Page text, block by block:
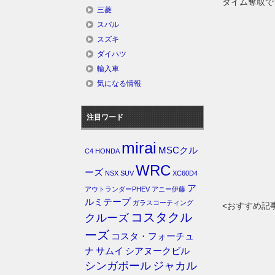
<おすすめ記
三菱
スバル
スズキ
ダイハツ
輸入車
気になる情報
注目ワード
C4 HONDA mirai MSCクル
ーズ NSX SUV WRC XC60D4
アウトランダーPHEV アニー伊藤 ア
ルミテープ ガラスコーティング
クルーズ コスタクル
ーズ コスタ・フォーチュ
ナ サムイ シアヌークビル
シンガポール ジャカル